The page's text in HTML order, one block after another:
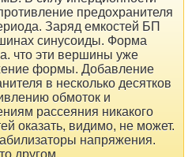
предохранителя
Заряд емкостей БП
синусоиды. Форма
что эти вершины уже
формы. Добавление
в несколько десятков
обмоток и
рассеяния никакого
оказать, видимо, не может.
напряжения.